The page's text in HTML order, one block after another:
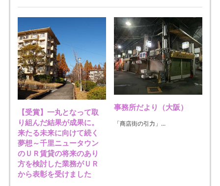
【受賞】一丸となって取
り組んだ結果が成果に。
来たる未来に向けて続く
夢想～千里ニュータウン
のＵＲ賃貸の将来のあり
方を検討した業務がＵＲ
から表彰を受けました
事務所だより（大阪）
「商店街の引力」...